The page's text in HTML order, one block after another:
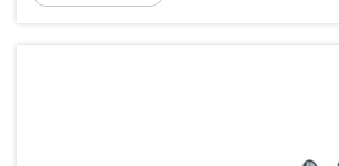
štampanje plastičnih čaša moraju